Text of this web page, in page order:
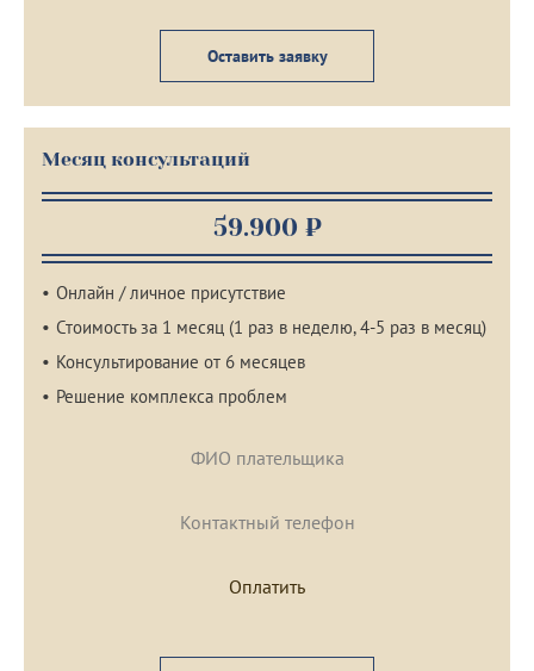
Оставить заявку
Месяц консультаций
59.900 ₽
Онлайн / личное присутствие
Стоимость за 1 месяц (1 раз в неделю, 4-5 раз в месяц)
Консультирование от 6 месяцев
Решение комплекса проблем